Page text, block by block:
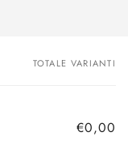
TOTALE VARIANTI
€0,00